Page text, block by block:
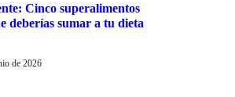
Cinco superalimentos
deberías sumar a tu dieta
de 2026